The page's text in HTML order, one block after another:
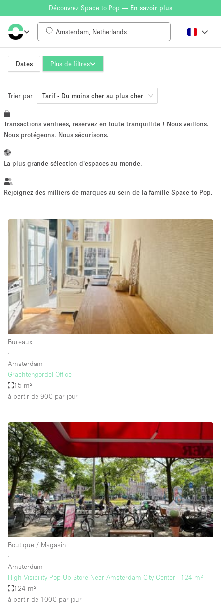
Découvrez Space to Pop — En savoir plus
Dates Plus de filtres
Tarif à la journée
0€
Taille de l'espace
~ 13 personnes
Vente au
détail
Showroom Événement Art Alimentation
Séance de
photo
Conférence Réunion Bureaux
Type de l'espace
Atelier
Boutique / Magasin
Boutique en Partage
Bureaux
Camion / Fourgon
Commerce
Container
Entrepôt / Espace Stockage / Box
Espace Atypique / Unique
Espace Publicitaire
Espace Événementiel
Trier par Tarif - Du moins cher au plus cher
Transactions vérifiées, réservez en toute tranquillité ! Nous veillons.
Nous protégeons. Nous sécurisons.
La plus grande sélection d'espaces au monde.
Rejoignez des milliers de marques au sein de la famille Space to Pop.
Bureaux
∙
Amsterdam
Grachtengordel Office
15 m²
à partir de 90€ par jour
Boutique / Magasin
∙
Amsterdam
High-Visibility Pop-Up Store Near Amsterdam City Center | 124 m²
124 m²
à partir de 100€ par jour